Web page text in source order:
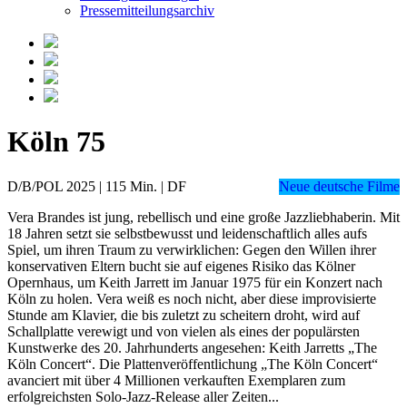
Pressemitteilungsarchiv
Köln 75
D/B/POL 2025 | 115 Min. | DF
Neue deutsche Filme
Vera Brandes ist jung, rebellisch und eine große Jazzliebhaberin. Mit
18 Jahren setzt sie selbstbewusst und leidenschaftlich alles aufs
Spiel, um ihren Traum zu verwirklichen: Gegen den Willen ihrer
konservativen Eltern bucht sie auf eigenes Risiko das Kölner
Opernhaus, um Keith Jarrett im Januar 1975 für ein Konzert nach
Köln zu holen. Vera weiß es noch nicht, aber diese improvisierte
Stunde am Klavier, die bis zuletzt zu scheitern droht, wird auf
Schallplatte verewigt und von vielen als eines der populärsten
Kunstwerke des 20. Jahrhunderts angesehen: Keith Jarretts „The
Köln Concert“. Die Plattenveröffentlichung „The Köln Concert“
avanciert mit über 4 Millionen verkauften Exemplaren zum
erfolgreichsten Solo-Jazz-Release aller Zeiten...